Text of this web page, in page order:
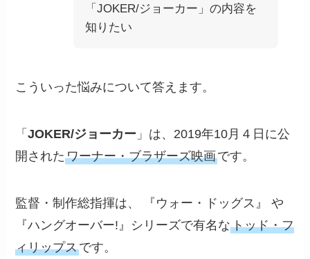
「JOKER/ジョーカー」の内容を
知りたい
こういった悩みについて答えます。
「JOKER/ジョーカー 」は、2019年10月４日に公
開されたワーナー・ブラザーズ映画です。
監督・制作総指揮は、 『ウォー・ドッグス』 や
『ハングオーバー!』シリーズで有名なトッド・フ
ィリップスです。